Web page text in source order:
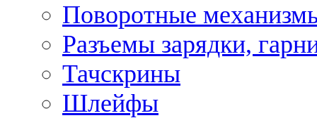
Поворотные
Разъемы зарядки,
Тачскрины
Шлейфы